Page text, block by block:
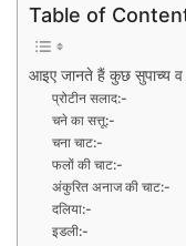
Table of
आइए जानते हैं कुछ सुपाच्य व
प्रोटीन सलाद:-
चने का सत्तू:-
चना चाट:-
फलों की चाट:-
अंकुरित अनाज की चाट:-
दलिया:-
इडली:-